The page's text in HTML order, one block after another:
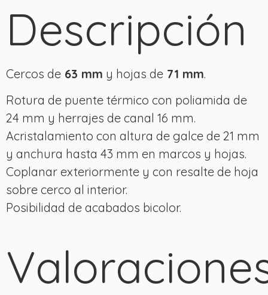
Descripción
Cercos de 63 mm y hojas de 71 mm.
Rotura de puente térmico con poliamida de
24 mm y herrajes de canal 16 mm.
Acristalamiento con altura de galce de 21 mm
y anchura hasta 43 mm en marcos y hojas.
Coplanar exteriormente y con resalte de hoja
sobre cerco al interior.
Posibilidad de acabados bicolor.